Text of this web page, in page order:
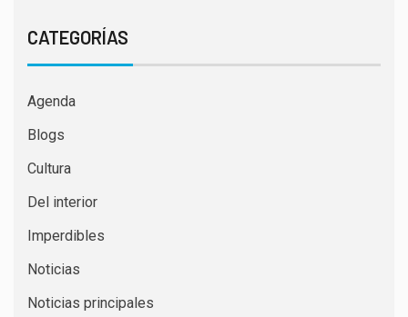
CATEGORÍAS
Agenda
Blogs
Cultura
Del interior
Imperdibles
Noticias
Noticias principales